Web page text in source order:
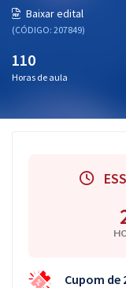
Conteúdo gratuito
Atendimento
Baixar edital
(CÓDIGO: 207849)
110
Horas de aula
Cupom de